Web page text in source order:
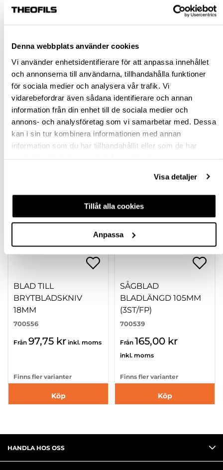
Denna webbplats använder cookies
Vi använder enhetsidentifierare för att anpassa innehållet
och annonserna till användarna, tillhandahålla funktioner
för sociala medier och analysera vår trafik. Vi
vidarebefordrar även sådana identifierare och annan
information från din enhet till de sociala medier och
annons- och analysföretag som vi samarbetar med. Dessa
kan i sin tur kombinera informationen med annan
information som du har tillhandahållit eller som de har
Visa detaljer
Tillåt alla cookies
Anpassa
Ledande leverantör i Sverige
BESKRIVNING
SPECIFIKATION
FRÅGA OM PRODUKT
BLAD TILL
BRYTBLADSKNIV
18MM
700556
Från 97,75 kr inkl. moms
Finns fler varianter
Köp
SÅGBLAD
BLADLÄNGD 105MM
(3ST/FP)
700539
Från 165,00 kr
inkl. moms
Finns fler varianter
Köp
HANDLA HOS OSS